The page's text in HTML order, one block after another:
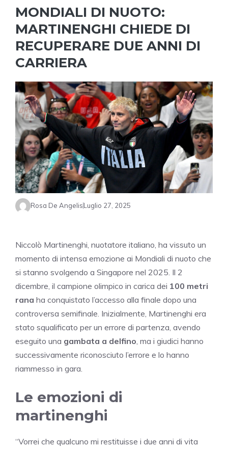
MONDIALI DI NUOTO:
MARTINENGHI CHIEDE DI
RECUPERARE DUE ANNI DI
CARRIERA
Rosa De AngelisLuglio 27, 2025
Niccolò Martinenghi, nuotatore italiano, ha vissuto un
momento di intensa emozione ai Mondiali di nuoto che
si stanno svolgendo a Singapore nel 2025. Il 2
dicembre, il campione olimpico in carica dei 100 metri
rana ha conquistato l’accesso alla finale dopo una
controversa semifinale. Inizialmente, Martinenghi era
stato squalificato per un errore di partenza, avendo
eseguito una gambata a delfino , ma i giudici hanno
successivamente riconosciuto l’errore e lo hanno
riammesso in gara.
Le emozioni di
martinenghi
“Vorrei che qualcuno mi restituisse i due anni di vita